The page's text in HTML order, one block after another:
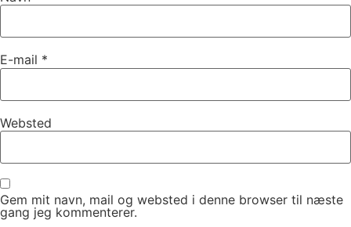
E-mail *
Websted
Gem mit navn, mail og websted i denne browser til næste
gang jeg kommenterer.